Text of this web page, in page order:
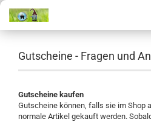
Gutscheine - Fragen und
Gutscheine kaufen
Gutscheine können, falls sie im Shop
normale Artikel gekauft werden.